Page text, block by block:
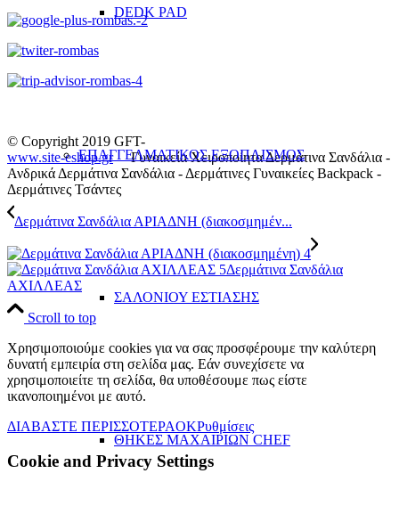
DEDK PAD
ΕΠΑΓΓΕΛΜΑΤΙΚΟΣ ΕΞΟΠΛΙΣΜΟΣ
ΣΑΛΟΝΙΟΥ ΕΣΤΙΑΣΗΣ
ΘΗΚΕΣ ΜΑΧΑΙΡΙΩΝ CHEF
© Copyright 2019 GFT-
www.site-eshop.grΓυναικεία Χειροποίητα Δερμάτινα Σανδάλια -
Ανδρικά Δερμάτινα Σανδάλια - Δερμάτινες Γυναικείες Backpack -
Δερμάτινες Τσάντες
Δερμάτινα Σανδάλια ΑΡΙΑΔΝΗ (διακοσμημέν...
Δερμάτινα Σανδάλια
ΑΧΙΛΛΕΑΣ
Scroll to top
Χρησιμοποιούμε cookies για να σας προσφέρουμε την καλύτερη
δυνατή εμπειρία στη σελίδα μας. Εάν συνεχίσετε να
χρησιμοποιείτε τη σελίδα, θα υποθέσουμε πως είστε
ικανοποιημένοι με αυτό.
ΔΙΑΒΑΣΤΕ ΠΕΡΙΣΣΟΤΕΡΑOKΡυθμίσεις
Cookie and Privacy Settings